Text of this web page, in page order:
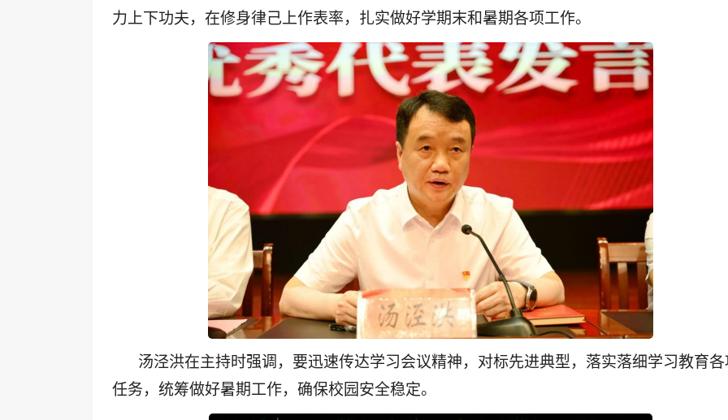
力上下功夫，在修身律己上作表率，扎实做好学期末和暑期各项工作。
汤泾洪在主持时强调，要迅速传达学习会议精神，对标先进典型，落实落细学习教育各
任务，统筹做好暑期工作，确保校园安全稳定。